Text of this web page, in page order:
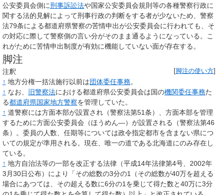
公安委員会側に刑事訴訟法や国家公安委員会規則等の各種警察行政に
関する法的見解によって刑事行政の判断をする者が少ないため、警察
法79条による都道府県警察の苦情申出が公安委員会に行われても、そ
の対応に際して警察側の言い分がそのまま通るようになっている。こ
れがために苦情申出制度が有効に機能していない面が存在する。
脚注
脚注の使い方
注釈
↑ 地方分権一括法施行以前は団体委任事務。
↑ なお、 旧警察法における都道府県公安委員会は国の機関委任事務た
る都道府県国家地方警察を管理していた。
↑ 道警察には方面本部が設置され（警察法第51条）、方面本部を管理
するために方面公安委員会（ほうめん―）が設置される（警察法第46
条）。委員の人数、任期等については政令指定都市を含まない県につ
いての規定が準用される。現在、唯一の道である北海道にのみ存在し
ている。
↑ 地方自治法等の一部を改正する法律（平成14年法律第4号、2002年
3月30日公布）により「その総数の3分の1（その総数が40万を超える
場合にあつては、その超える数に6分の1を乗じて得た数と40万に3分